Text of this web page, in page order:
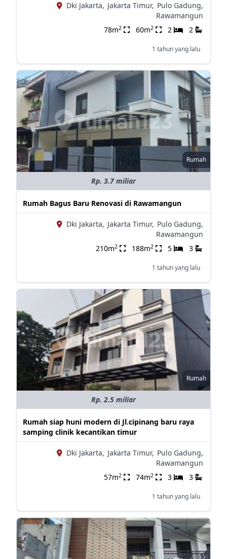
Dki Jakarta, Jakarta Timur, Pulo Gadung,
Rawamangun
78m2 60m2 2 2
1 tahun yang lalu
Rumah
Rp. 3.7 miliar
Rumah Bagus Baru Renovasi di Rawamangun
Dki Jakarta, Jakarta Timur, Pulo Gadung,
Rawamangun
210m2 188m2 5 3
1 tahun yang lalu
Rumah
Rp. 2.5 miliar
Rumah siap huni modern di Jl.cipinang baru raya
samping clinik kecantikan timur
Dki Jakarta, Jakarta Timur, Pulo Gadung,
Rawamangun
57m2 74m2 3 3
1 tahun yang lalu